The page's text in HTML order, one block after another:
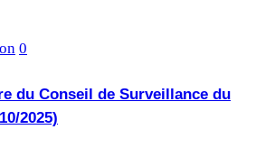
0
du Conseil de Surveillance du
2025)